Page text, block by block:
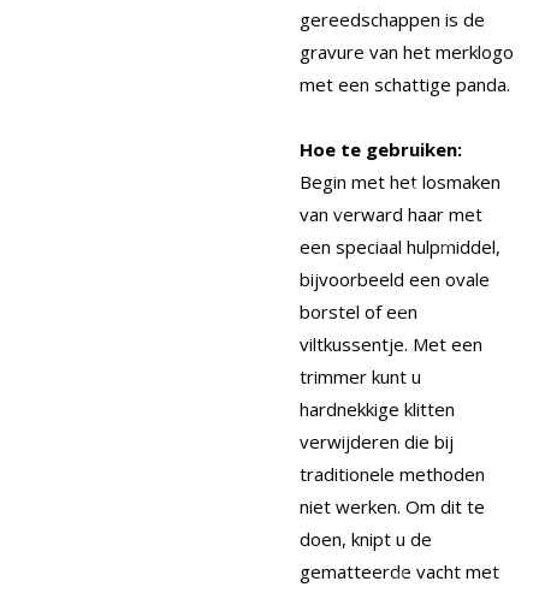
gereedschappen is de
gravure van het merklogo
met een schattige panda.
Hoe te gebruiken:
Begin met het losmaken
van verward haar met
een speciaal hulpmiddel,
bijvoorbeeld een ovale
borstel of een
viltkussentje. Met een
trimmer kunt u
hardnekkige klitten
verwijderen die bij
traditionele methoden
niet werken. Om dit te
doen, knipt u de
gematteerde vacht met